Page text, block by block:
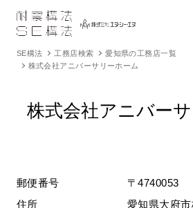
SE構法 工務店検索
愛知県の工務店一覧
株式会社アニバーサリーホーム
株式会社アニバー
郵便番号
〒4740053
住所
愛知県大府